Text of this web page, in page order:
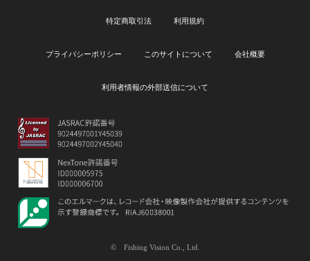
特定商取引法 利用規約
プライバシーポリシー このサイトについて 会社概要
利用者情報の外部送信について
© Fishing Vision Co., Ltd.